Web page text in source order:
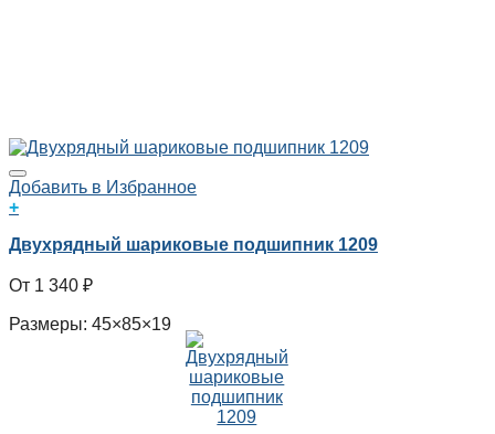
Добавить в Избранное
+
Двухрядный шариковые подшипник 1209
1 340 ₽
Размеры: 45×85×19